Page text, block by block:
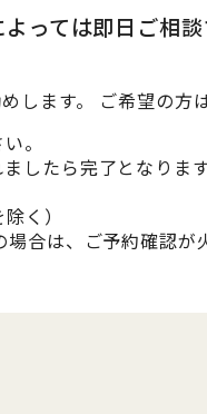
っては即日ご相
ます。 ご希望の方
。
したら完了となりま
く）
合は、ご予約確認が